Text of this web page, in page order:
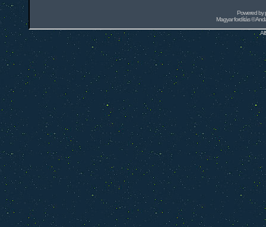
Powered by
Magyar fordítás ©